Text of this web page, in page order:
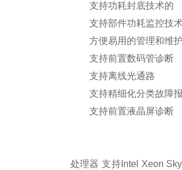
支持功耗封底技术的
支持部件功耗监控技
方便易用的管理和维护
支持前置数码管诊断
支持离线光通路
支持精细化分类故障
支持前置液晶屏诊断
处理器 支持Intel Xeon